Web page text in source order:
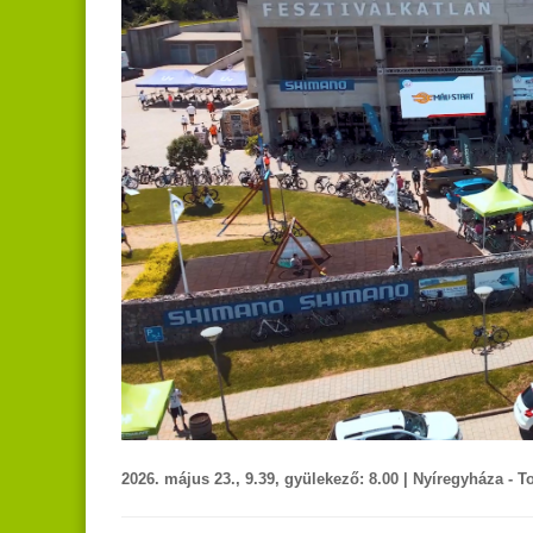
2026. május 23., 9.39, gyülekező: 8.00 | Nyíregyháza -